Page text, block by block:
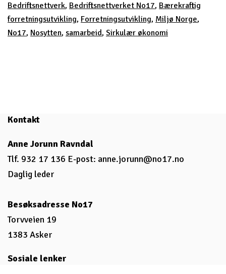
Bedriftsnettverk, Bedriftsnettverket No17, Bærekraftig
forretningsutvikling, Forretningsutvikling, Miljø Norge,
No17, Nosytten, samarbeid, Sirkulær økonomi
Kontakt
Anne Jorunn Ravndal
Tlf. 932 17 136 E-post: anne.jorunn@no17.no
Daglig leder
Besøksadresse No17
Torvveien 19
1383 Asker
Sosiale lenker